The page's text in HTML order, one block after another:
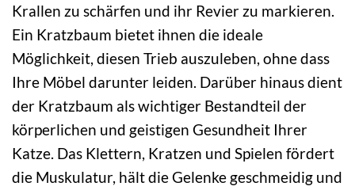
Krallen zu schärfen und ihr Revier zu markieren.
Ein Kratzbaum bietet ihnen die ideale
Möglichkeit, diesen Trieb auszuleben, ohne dass
Ihre Möbel darunter leiden. Darüber hinaus dient
der Kratzbaum als wichtiger Bestandteil der
körperlichen und geistigen Gesundheit Ihrer
Katze. Das Klettern, Kratzen und Spielen fördert
die Muskulatur, hält die Gelenke geschmeidig und